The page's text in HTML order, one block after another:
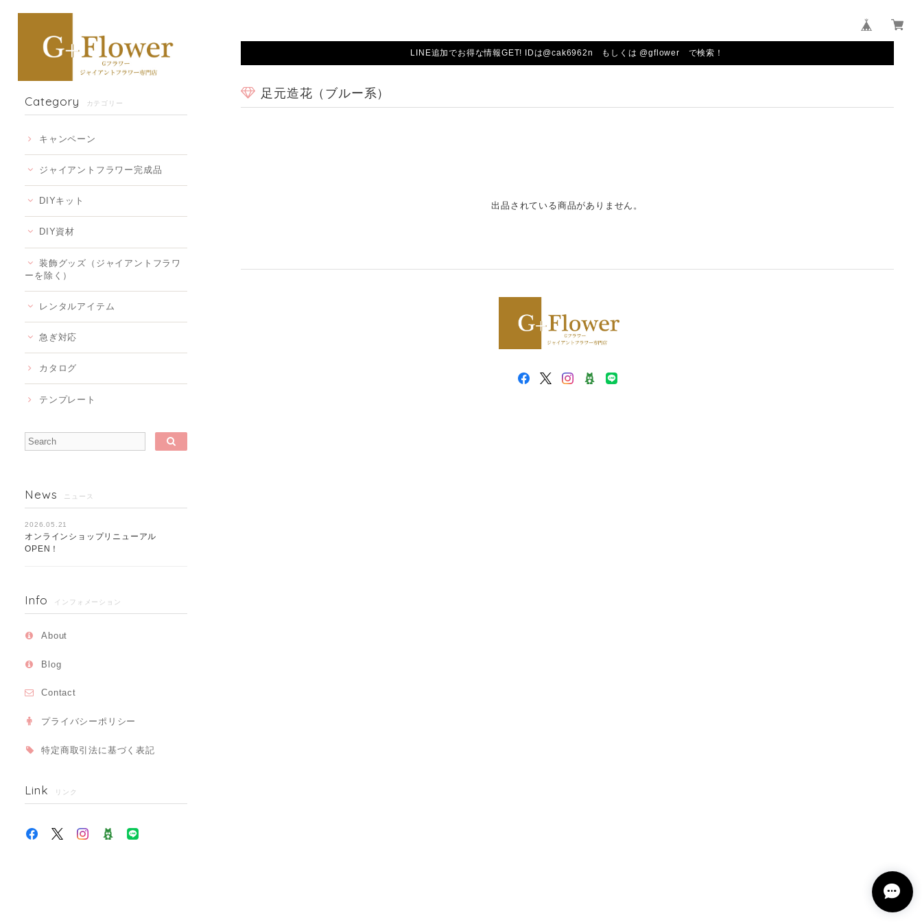
Category カテゴリー
キャンペーン
ジャイアントフラワー完成品
DIYキット
DIY資材
装飾グッズ（ジャイアントフラワ
ーを除く）
レンタルアイテム
急ぎ対応
カタログ
テンプレート
News ニュース
2026.05.21
オンラインショップリニューアル
OPEN！
Info インフォメーション
About
Blog
Contact
プライバシーポリシー
特定商取引法に基づく表記
Link リンク
LINE追加でお得な情報GET! IDは@cak6962n もしくは @gflower で検索！
足元造花（ブルー系）
出品されている商品がありません。